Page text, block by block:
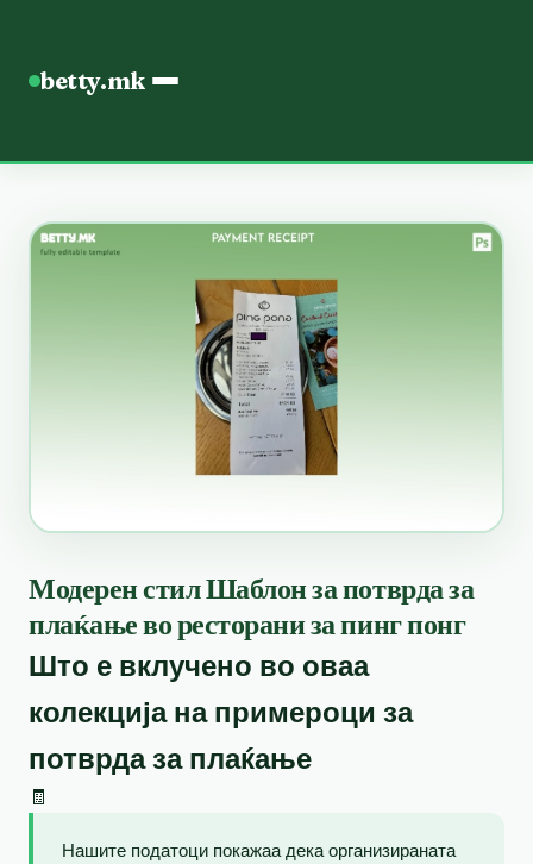
betty.mk
Модерен стил Шаблон за потврда за
плаќање во ресторани за пинг понг
Што е вклучено во оваа
колекција на примероци за
потврда за плаќање
🧾
Нашите податоци покажаа дека организираната